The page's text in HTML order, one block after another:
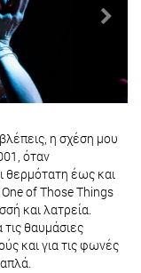
η σχέση μου
όταν
θερμότατη έως και
of Those Things
και λατρεία.
θαυμάσιες
και για τις φωνές